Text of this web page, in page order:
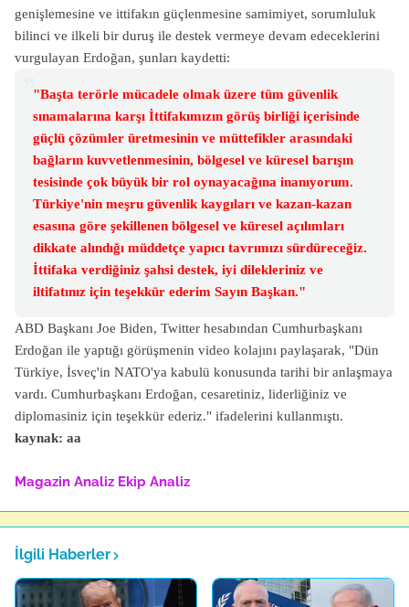
genişlemesine ve ittifakın güçlenmesine samimiyet, sorumluluk
bilinci ve ilkeli bir duruş ile destek vermeye devam edeceklerini
vurgulayan Erdoğan, şunları kaydetti:
"Başta terörle mücadele olmak üzere tüm güvenlik
sınamalarına karşı İttifakımızın görüş birliği içerisinde
güçlü çözümler üretmesinin ve müttefikler arasındaki
bağların kuvvetlenmesinin, bölgesel ve küresel barışın
tesisinde çok büyük bir rol oynayacağına inanıyorum.
Türkiye'nin meşru güvenlik kaygıları ve kazan-kazan
esasına göre şekillenen bölgesel ve küresel açılımları
dikkate alındığı müddetçe yapıcı tavrımızı sürdüreceğiz.
İttifaka verdiğiniz şahsi destek, iyi dilekleriniz ve
iltifatınız için teşekkür ederim Sayın Başkan."
ABD Başkanı Joe Biden, Twitter hesabından Cumhurbaşkanı
Erdoğan ile yaptığı görüşmenin video kolajını paylaşarak, "Dün
Türkiye, İsveç'in NATO'ya kabulü konusunda tarihi bir anlaşmaya
vardı. Cumhurbaşkanı Erdoğan, cesaretiniz, liderliğiniz ve
diplomasiniz için teşekkür ederiz." ifadelerini kullanmıştı.
kaynak: aa
Magazin Analiz Ekip Analiz
İlgili Haberler